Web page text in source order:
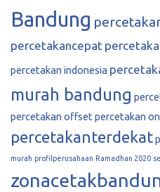
Bandung
percetakancepat
percetakan indonesia
murah bandung
percetakan offsetpercetakan
percetakanterdekat
murah profilperusahaan Ramadhan 2020